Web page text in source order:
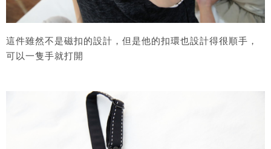
這件雖然不是磁扣的設計，但是他的扣環也設計得很順手，
可以一隻手就打開